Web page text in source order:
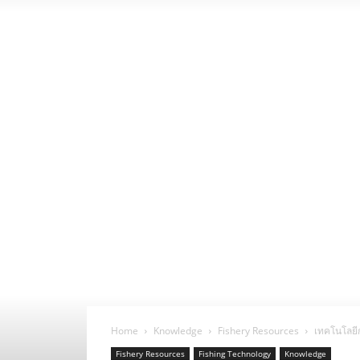
Home Knowledge Fishery Resources เทคโนโล
Fishery Resources Fishing Technology Knowledge